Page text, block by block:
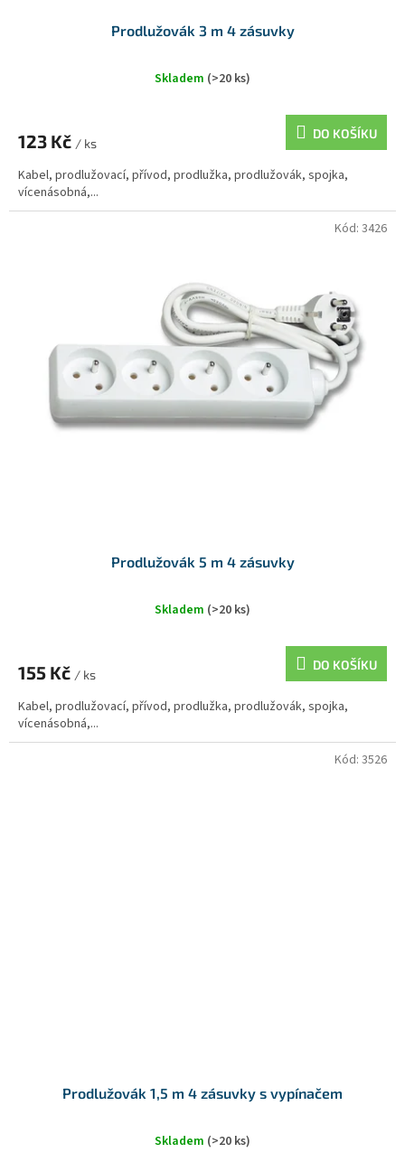
Prodlužovák 3 m 4 zásuvky
Skladem (>20 ks)
123 Kč / ks
DO KOŠÍKU
Kabel, prodlužovací, přívod, prodlužka, prodlužovák, spojka,
vícenásobná,...
Prodlužovák 5 m 4 zásuvky
Skladem (>20 ks)
155 Kč / ks
DO KOŠÍKU
Kabel, prodlužovací, přívod, prodlužka, prodlužovák, spojka,
vícenásobná,...
Kód: 3426
Prodlužovák 1,5 m 4 zásuvky s vypínačem
Skladem (>20 ks)
Kód: 3526